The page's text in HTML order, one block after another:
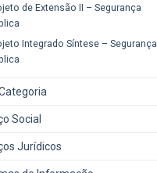
de Extensão II – Segurança
Integrado Síntese – Segurança
Social
Jurídicos